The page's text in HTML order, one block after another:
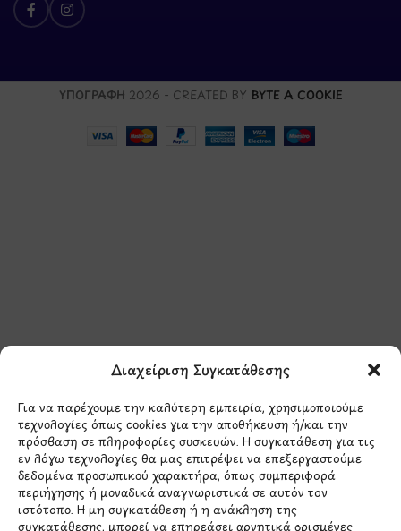
Διαχείριση Συγκατάθεσης
Για να παρέχουμε την καλύτερη εμπειρία, χρησιμοποιούμε
τεχνολογίες όπως cookies για την αποθήκευση ή/και την
πρόσβαση σε πληροφορίες συσκευών. Η συγκατάθεση για τις
εν λόγω τεχνολογίες θα μας επιτρέψει να επεξεργαστούμε
δεδομένα προσωπικού χαρακτήρα, όπως συμπεριφορά
περιήγησης ή μοναδικά αναγνωριστικά σε αυτόν τον
ιστότοπο. Η μη συγκατάθεση ή η ανάκληση της
συγκατάθεσης, μπορεί να επηρεάσει αρνητικά ορισμένες
ΥΠΟΓΡΑΦΗ 2026 - CREATED BY BYTE A COOKIE
Έχω διαβάσει και συμφωνώ με την
Πολιτική Απορρήτου